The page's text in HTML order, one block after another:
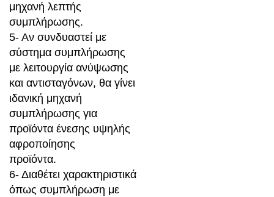
μηχανή λεπτής
συμπλήρωσης.
5- Αν συνδυαστεί με
σύστημα συμπλήρωσης
με λειτουργία ανύψωσης
και αντισταγόνων, θα γίνει
ιδανική μηχανή
συμπλήρωσης για
προϊόντα ένεσης υψηλής
αφροποίησης
προϊόντα.
6- Διαθέτει χαρακτηριστικά
όπως συμπλήρωση με